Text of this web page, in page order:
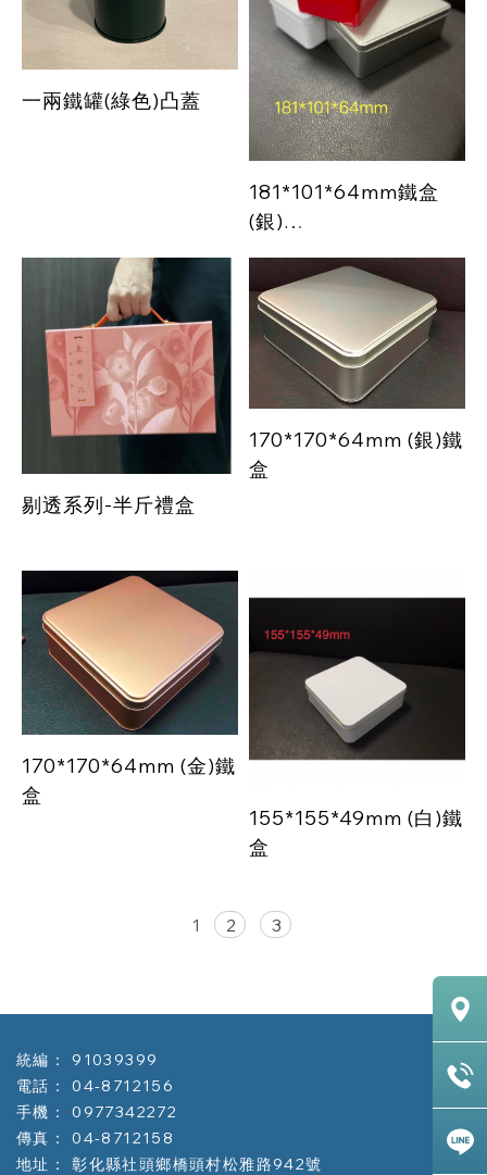
一兩鐵罐(綠色)凸蓋
181*101*64mm鐵盒
(銀)
剔透系列-半斤禮盒
170*170*64mm (銀)鐵
盒
170*170*64mm (金)鐵
盒
155*155*49mm (白)鐵
盒
1 2 3
91039399
04-8712156
0977342272
04-8712158
彰化縣社頭鄉橋頭村松雅路942號